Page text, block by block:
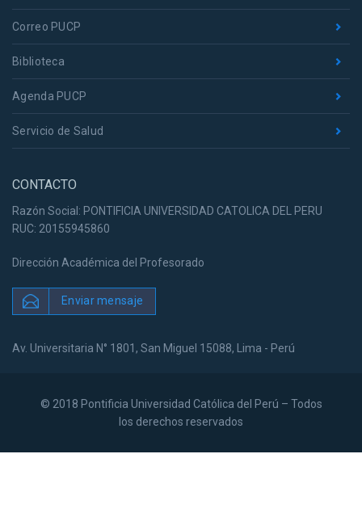
Correo PUCP
Biblioteca
Agenda PUCP
Servicio de Salud
CONTACTO
Razón Social: PONTIFICIA UNIVERSIDAD CATOLICA DEL PERU
RUC: 20155945860
Dirección Académica del Profesorado
Enviar mensaje
Av. Universitaria N° 1801, San Miguel 15088, Lima - Perú
© 2018 Pontificia Universidad Católica del Perú – Todos
los derechos reservados